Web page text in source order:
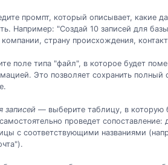
промпт, который описывает, какие
Например: "Создай 10 записей для
страну происхождения,
поле типа "файл", в которое будет
Это позволяет сохранить
записей — выберите таблицу, в которую
проведет сопоставление:
с соответствующими названиями